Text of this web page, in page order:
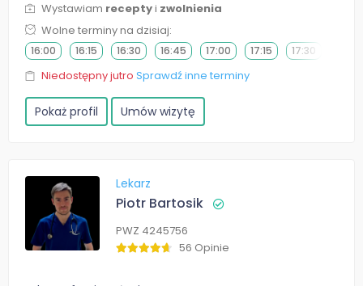
Wystawiam receptyi zwolnienia
Wolne terminy na dzisiaj:
16:00 16:15 16:30 16:45 17:00 17:15 17:30
Niedostępny jutro Sprawdź inne terminy
Pokaż profil Umów wizytę
Lekarz
Piotr Bartosik
PWZ 4245756
56 Opinie